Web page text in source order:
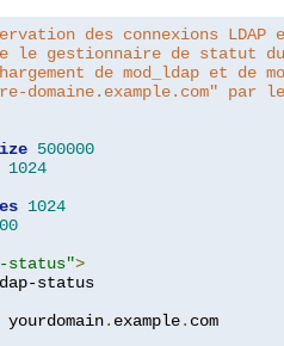
des connexions LDAP
le gestionnaire de statut du
de mod_ldap et de
domaine.example.com" par
500000
1024
1024
status">
status
. example. com